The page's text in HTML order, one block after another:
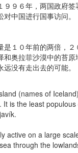
６年，两国政府
中国进行国事访问。
１０年前的两倍，
奥拉菲沙漠中的苔
没有走出去的可能。
(names of
is the least
on a large
through the